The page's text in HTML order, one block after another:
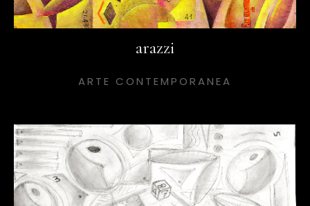
arazzi
ARTE CONTEMPORANEA